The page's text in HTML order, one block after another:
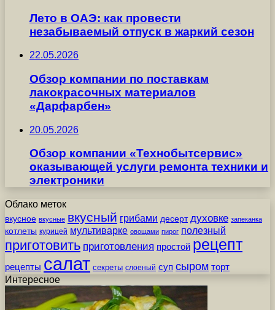
Лето в ОАЭ: как провести
незабываемый отпуск в жаркий сезон
22.05.2026
Обзор компании по поставкам
лакокрасочных материалов
«Дарфарбен»
20.05.2026
Обзор компании «Технобытсервис»
оказывающей услуги ремонта техники и
электроники
Облако меток
вкусное вкусные вкусный грибами десерт духовке запеканка
котлеты курицей мультиварке овощами пирог полезный
приготовить приготовления простой рецепт
рецепты салат секреты слоеный суп сыром торт
Интересное